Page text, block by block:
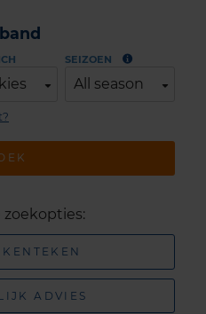
kies
SEIZOEN
All season
zoekopties:
ADVIES